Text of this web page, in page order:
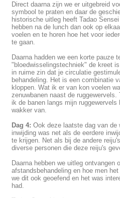
Direct daarna zijn we er uitgebreid
symbool te praten en daar de
historische uitleg heeft Tadao
hebben na de lunch dan ook op
voelen en te horen hoe het voor
te gaan.
Daarna hadden we een korte pauze
"bloedwisselingstechniek" de kreet
in ruime zin dat je circulatie
behandeling. Het is een combinatie
kloppen. Wat ik er van kon voelen
zenuwbanen naast de
ik de banen langs mijn
wakker van.
Dag 4: Ook deze laatste dag van de
inwijding was net als de eerdere
te krijgen. Net als bij de andere
diverse personen die deze reiju's
Daarna hebben we uitleg
afstandsbehandeling en hoe men
we dit ook geoefend en het was
had.